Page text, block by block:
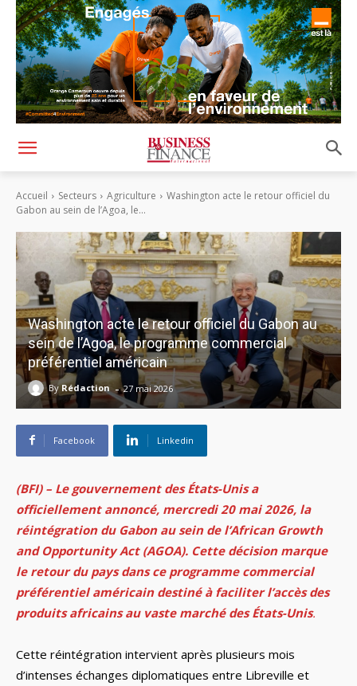
Accueil Secteurs Agriculture
Washington acte le retour officiel du
Gabon au sein de l’Agoa, le...
Washington acte le retour officiel du Gabon au
sein de l’Agoa, le programme commercial
préférentiel américain
By Rédaction - 27 mai 2026
Facebook Linkedin
(BFI) – Le gouvernement des États-Unis a
officiellement annoncé, mercredi 20 mai 2026, la
réintégration du Gabon au sein de l’African Growth
and Opportunity Act (AGOA). Cette décision marque
le retour du pays dans ce programme commercial
préférentiel américain destiné à faciliter l’accès des
produits africains au vaste marché des États-Unis.
Cette réintégration intervient après plusieurs mois
d’intenses échanges diplomatiques entre Libreville et